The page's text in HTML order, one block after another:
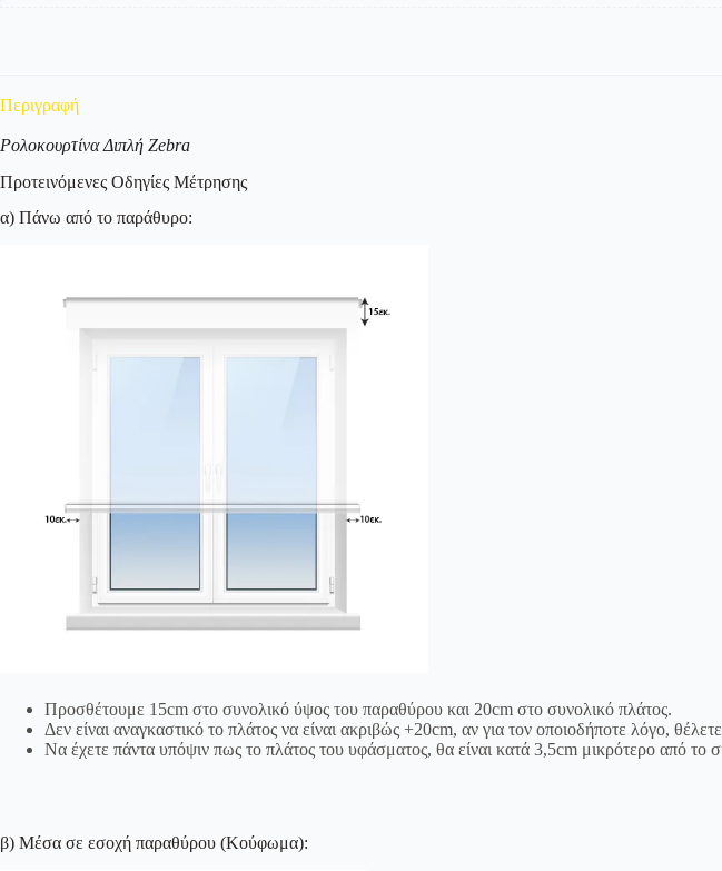
Περιγραφή
Ρολοκουρτίνα Διπλή Zebra
Προτεινόμενες Οδηγίες Μέτρησης
α) Πάνω από το παράθυρο:
Προσθέτουμε 15cm στο συνολικό ύψος του παραθύρου και 20cm στο συνολικό πλάτος.
Δεν είναι αναγκαστικό το πλάτος να είναι ακριβώς +20cm, αν για τον οποιοδήποτε λόγο,
Να έχετε πάντα υπόψιν πως το πλάτος του υφάσματος, θα είναι κατά 3,5cm μικρότερο από
β) Μέσα σε εσοχή παραθύρου (Κούφωμα):